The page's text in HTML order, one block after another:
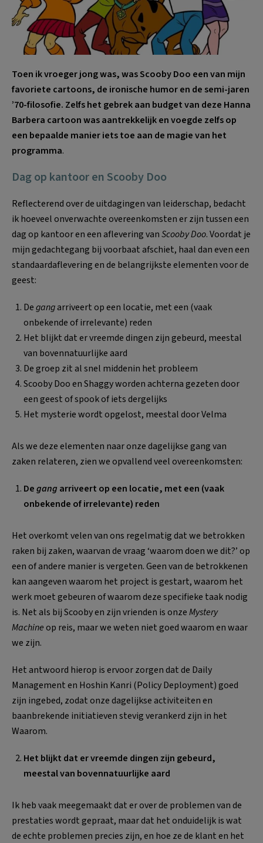
Toen ik vroeger jong was, was Scooby Doo een van mijn
favoriete cartoons, de ironische humor en de semi-jaren
’70-filosofie. Zelfs het gebrek aan budget van deze Hanna
Barbera cartoon was aantrekkelijk en voegde zelfs op
een bepaalde manier iets toe aan de magie van het
programma.
Dag op kantoor en Scooby Doo
Reflecterend over de uitdagingen van leiderschap, bedacht
ik hoeveel onverwachte overeenkomsten er zijn tussen een
dag op kantoor en een aflevering vanScooby Doo. Voordat je
mijn gedachtegang bij voorbaat afschiet, haal dan even een
standaardaflevering en de belangrijkste elementen voor de
geest:
Degangarriveert op een locatie, met een (vaak
onbekende of irrelevante) reden
Het blijkt dat er vreemde dingen zijn gebeurd, meestal
van bovennatuurlijke aard
De groep zit al snel middenin het probleem
Scooby Doo en Shaggy worden achterna gezeten door
een geest of spook of iets dergelijks
Het mysterie wordt opgelost, meestal door Velma
Als we deze elementen naar onze dagelijkse gang van
zaken relateren, zien we opvallend veel overeenkomsten:
Degang arriveert op een locatie, met een (vaak
onbekende of irrelevante) reden
Het overkomt velen van ons regelmatig dat we betrokken
raken bij zaken, waarvan de vraag ‘waarom doen we dit?’ op
een of andere manier is vergeten. Geen van de betrokkenen
kan aangeven waarom het project is gestart, waarom het
werk moet gebeuren of waarom deze specifieke taak nodig
is. Net als bij Scooby en zijn vrienden is onzeMystery
Machineop reis, maar we weten niet goed waarom en waar
we zijn.
Het antwoord hierop is ervoor zorgen dat de Daily
Management en Hoshin Kanri (Policy Deployment) goed
zijn ingebed, zodat onze dagelijkse activiteiten en
baanbrekende initiatieven stevig verankerd zijn in het
Waarom.
Het blijkt dat er vreemde dingen zijn gebeurd,
meestal van bovennatuurlijke aard
Ik heb vaak meegemaakt dat er over de problemen van de
prestaties wordt gepraat, maar dat het onduidelijk is wat
de echte problemen precies zijn, en hoe ze de klant en het